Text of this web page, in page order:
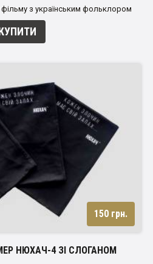
з українським фольклором
150 грн.
НЮХАЧ-4 ЗІ СЛОГАНОМ